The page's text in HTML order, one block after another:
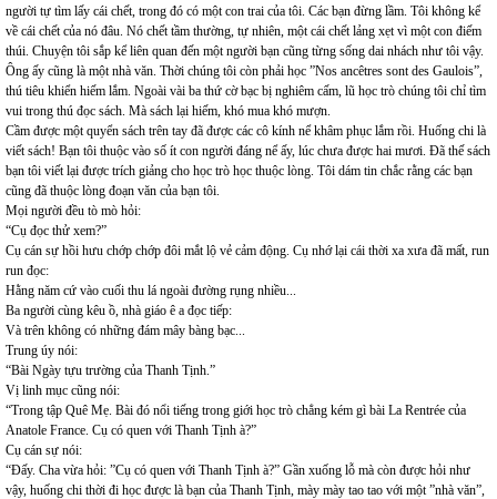
người tự tìm lấy cái chết, trong đó có một con trai của tôi. Các bạn đừng lầm. Tôi không kể
về cái chết của nó đâu. Nó chết tầm thường, tự nhiên, một cái chết lảng xẹt vì một con điếm
thúi. Chuyện tôi sắp kể liên quan đến một người bạn cũng từng sống dai nhách như tôi vậy.
Ông ấy cũng là một nhà văn. Thời chúng tôi còn phải học ”Nos ancêtres sont des Gaulois”,
thú tiêu khiển hiếm lắm. Ngoài vài ba thứ cờ bạc bị nghiêm cấm, lũ học trò chúng tôi chỉ tìm
vui trong thú đọc sách. Mà sách lại hiếm, khó mua khó mượn.
Cầm được một quyển sách trên tay đã được các cô kính nể khâm phục lắm rồi. Huống chi là
viết sách! Bạn tôi thuộc vào số ít con người đáng nể ấy, lúc chưa được hai mươi. Đã thế sách
bạn tôi viết lại được trích giảng cho học trò học thuộc lòng. Tôi dám tin chắc rằng các bạn
cũng đã thuộc lòng đoạn văn của bạn tôi.
Mọi người đều tò mò hỏi:
“Cụ đọc thử xem?”
Cụ cán sự hồi hưu chớp chớp đôi mắt lộ vẻ cảm động. Cụ nhớ lại cái thời xa xưa đã mất, run
run đọc:
Hằng năm cứ vào cuối thu lá ngoài đường rụng nhiều...
Ba người cùng kêu ồ, nhà giáo ê a đọc tiếp:
Và trên không có những đám mây bàng bạc...
Trung úy nói:
“Bài Ngày tựu trường của Thanh Tịnh.”
Vị linh mục cũng nói:
“Trong tập Quê Mẹ. Bài đó nổi tiếng trong giới học trò chẳng kém gì bài La Rentrée của
Anatole France. Cụ có quen với Thanh Tịnh à?”
Cụ cán sự nói:
“Đấy. Cha vừa hỏi: ”Cụ có quen với Thanh Tịnh à?” Gần xuống lỗ mà còn được hỏi như
vậy, huống chi thời đi học được là bạn của Thanh Tịnh, mày mày tao tao với một ”nhà văn”,